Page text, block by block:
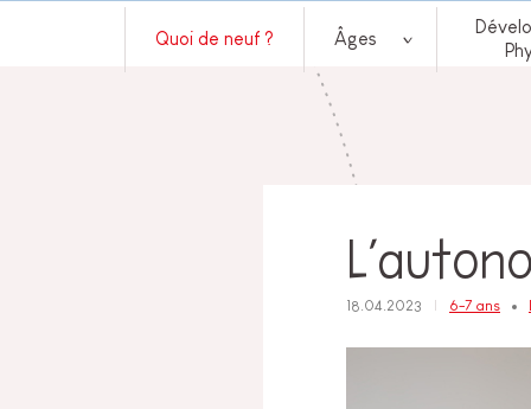
Quoi de neuf ? Âges
18.04.2023 6-7 ans